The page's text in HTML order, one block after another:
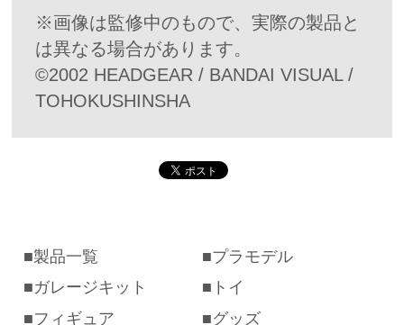
※画像は監修中のもので、実際の製品と
は異なる場合があります。
©2002 HEADGEAR / BANDAI VISUAL /
TOHOKUSHINSHA
製品一覧
プラモデル
ガレージキット
トイ
フィギュア
グッズ